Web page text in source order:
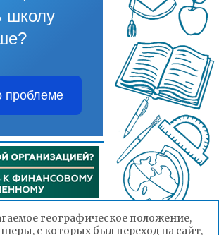
школу
проблеме
географическое положение,
с которых был переход на сайт,